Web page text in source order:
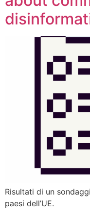
Risultati di un
paesi dell’UE.